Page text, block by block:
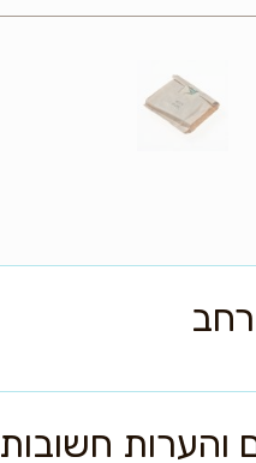
והערות חשובות